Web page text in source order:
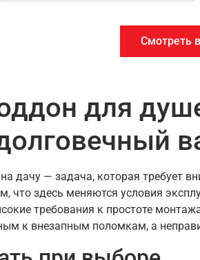
Смотреть
для
дачу — задача, которая требует
что здесь меняются условия
требования к простоте
к внезапным поломкам, а